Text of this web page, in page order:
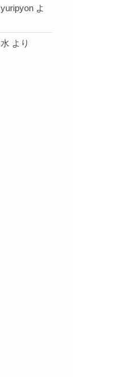
yuripyon よ
水 より